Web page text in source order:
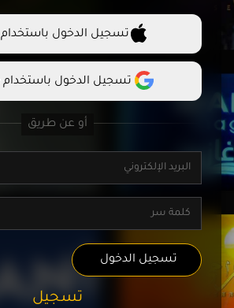
تسجيل الدخول باستخدام Apple
تسجيل الدخول باستخدام Google
تسجيل الدخول
تسجيل